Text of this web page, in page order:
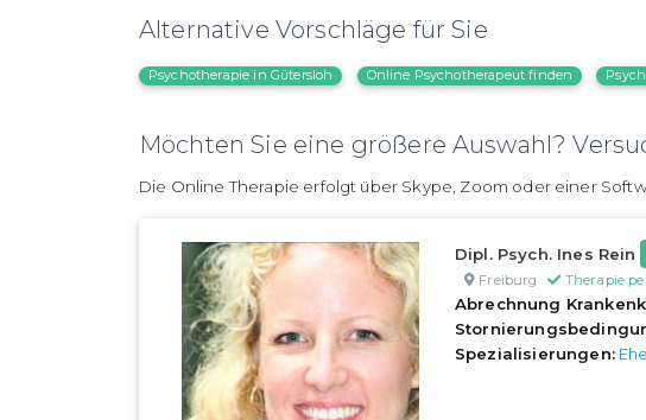
Alternative Vorschläge für Sie
Psychotherapie in Gütersloh Online Psychotherapeut finden
Möchten Sie eine größere Auswahl?
Die Online Therapie erfolgt über Skype, Zoom oder einer
Dipl. Psych. Ines Rein
Freiburg Therapie
Abrechnung
Spezialisierungen: